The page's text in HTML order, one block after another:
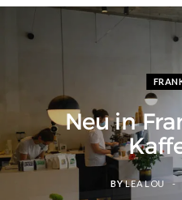
Neu in
BY LEA LOU